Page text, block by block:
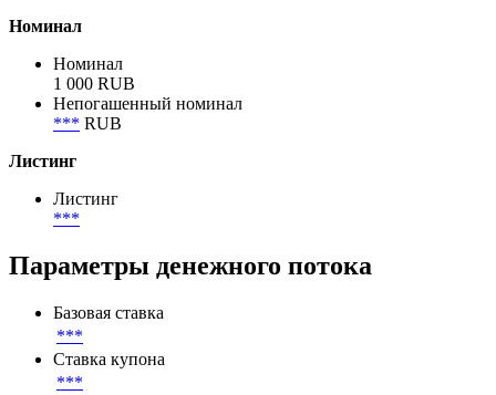
Номинал
Номинал
1 000 RUB
Непогашенный номинал
*** RUB
Листинг
Листинг
***
Параметры денежного потока
Базовая ставка
***
Ставка купона
***